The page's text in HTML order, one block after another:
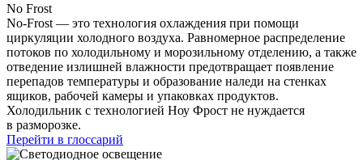
No Frost
No-Frost — это технология охлаждения при помощи
циркуляции холодного воздуха. Равномерное распределение
потоков по холодильному и морозильному отделению, а также
отведение излишней влажности предотвращает появление
перепадов температуры и образование наледи на стенках
ящиков, рабочей камеры и упаковках продуктов.
Холодильник с технологией Ноу Фрост не нуждается
в разморозке.
Перейти в глоссарий